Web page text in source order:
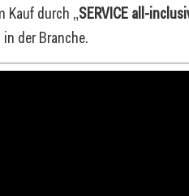
Kauf durch „SERVICE all-
der Branche.